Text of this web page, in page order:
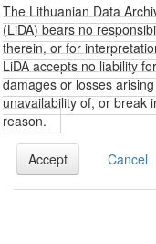
The Lithuanian Data
(LiDA) bears no
therein, or for
LiDA accepts no liability
damages or losses
unavailability of, or break
reason.
Accept Cancel